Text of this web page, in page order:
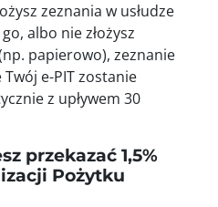
zeznania w usłudze
albo nie złożysz
papierowo), zeznanie
e-PIT zostanie
z upływem 30
przekazać 1,5%
Pożytku